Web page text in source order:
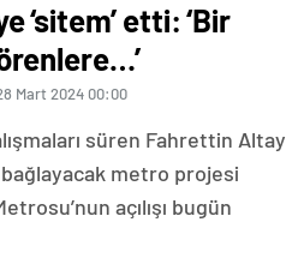
‘sitem’ etti: ‘Bir
Mart 2024 00:00
süren Fahrettin Altay
metro projesi
açılışı bugün